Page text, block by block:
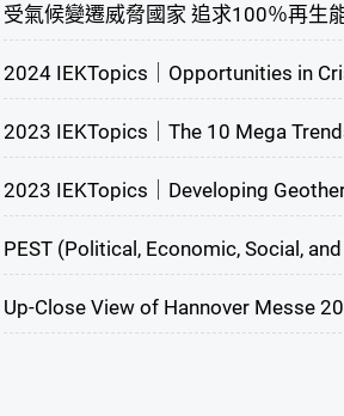
受氣候變遷威脅國家 追求100％再生
2024 IEKTopics｜Opportunities in
2023 IEKTopics｜The 10 Mega
2023 IEKTopics｜Developing
PEST (Political, Economic, Social,
Up-Close View of Hannover Messe